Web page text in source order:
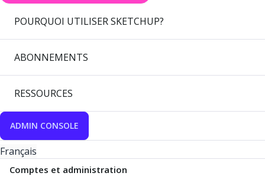
POURQUOI UTILISER SKETCHUP?
ABONNEMENTS
RESSOURCES
ADMIN CONSOLE
Français
Comptes et administration